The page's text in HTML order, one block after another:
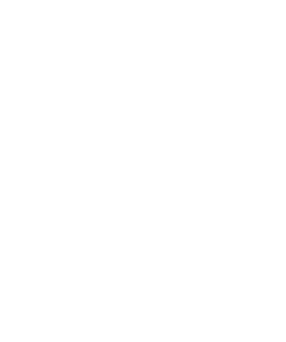
и способность
сбор
и частоту опорожнения;
уборки собирают разлитые
решения снижают
H (опасная пыль, асбест и
подключённого
к механическим
пространстве;
гаражи, станции